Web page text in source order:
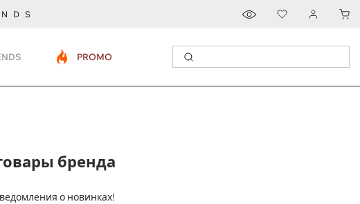
PROMO
бренда
о новинках!